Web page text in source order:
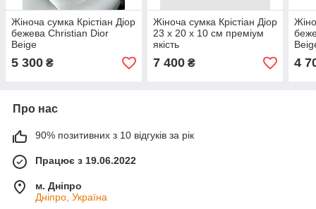
Жіноча сумка Крістіан Діор
бежева Christian Dior
Beige
5 300 ₴
Жіноча сумка Крістіан Діор
23 х 20 х 10 см преміум
якість
7 400₴ 4
Про нас
90% позитивних з 10 відгуків за рік
Працює з 19.06.2022
м. Дніпро
Дніпро, Україна